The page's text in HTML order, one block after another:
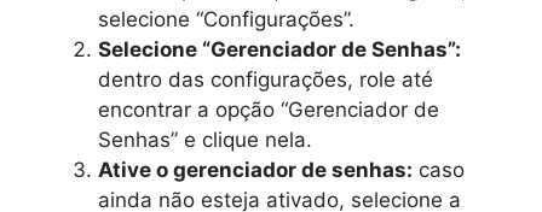
selecione “Configurações”.
Selecione “Gerenciador de Senhas”:
dentro das configurações, role até
encontrar a opção “Gerenciador de
Senhas” e clique nela.
Ative o gerenciador de senhas: caso
ainda não esteja ativado, selecione a